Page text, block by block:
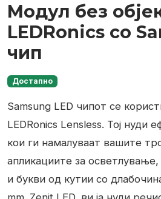
Модул без
LEDRonics со
чип
Достапно
Samsung LED чипот се
LEDRonics Lensless. Тој нуди
кои ги намалуваат вашите
апликациите за
и букви од кутии со